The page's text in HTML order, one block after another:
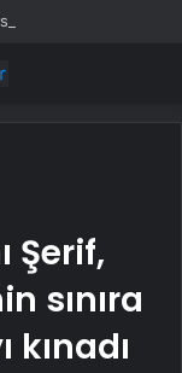
Şerif,
sınıra
kınadı